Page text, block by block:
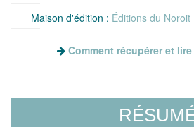
Maison d'édition : Éditions du Noroit
Comment récupérer et